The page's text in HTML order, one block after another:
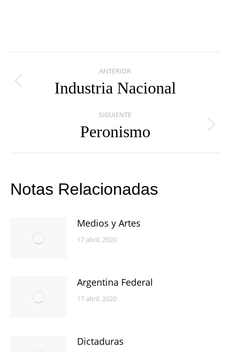
Navegación
entre
publicaciones
ANTERIOR
Publicación
Industria Nacional
SIGUIENTE
Publicación
Peronismo
Notas Relacionadas
Medios y Artes
17 abril, 2020
Argentina Federal
17 abril, 2020
Dictaduras